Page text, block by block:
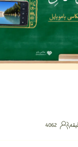
4062